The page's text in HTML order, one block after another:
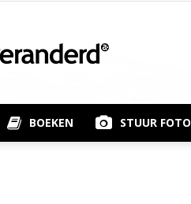
Weert
BOEKEN STUUR